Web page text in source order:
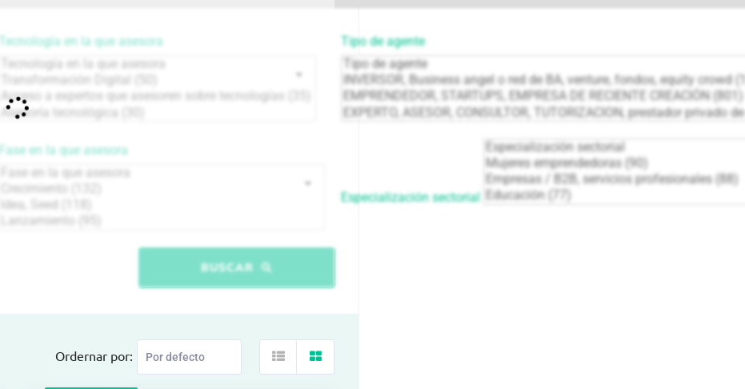
Tecnología en la que asesora Tipo de agente
Fase en la que asesora
Especialización sectorial
BUSCAR
Ordernar por: